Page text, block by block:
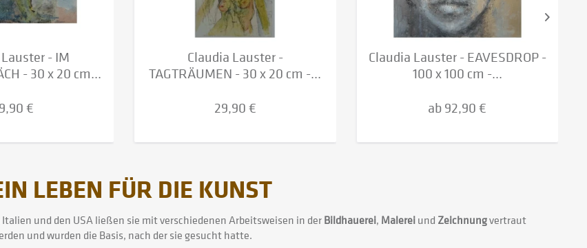
- IM
- 30 x 20 cm...
€
Claudia Lauster -
TAGTRÄUMEN - 30 x 20 cm -...
29,90 €
Claudia Lauster - EAVESDROP -
100 x 100 cm -...
ab 92,90 €
LEBEN FÜR DIE KUNST
Italien und den USA ließen sie mit verschiedenen Arbeitsweisen in derBildhauerei, Malereiund Zeichnungvertraut
und wurden die Basis, nach der sie gesucht hatte.